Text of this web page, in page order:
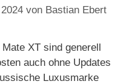
von Bastian Ebert
XT sind generell
auch ohne Updates
Luxusmarke